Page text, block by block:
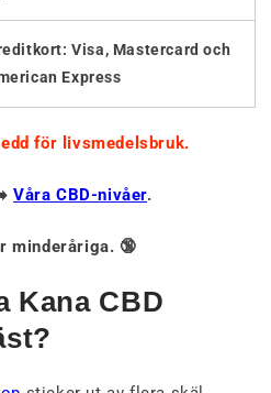
Visa, Mastercard och
Express
för livsmedelsbruk.
Våra CBD-nivåer.
minderåriga. 🔞
Kana CBD